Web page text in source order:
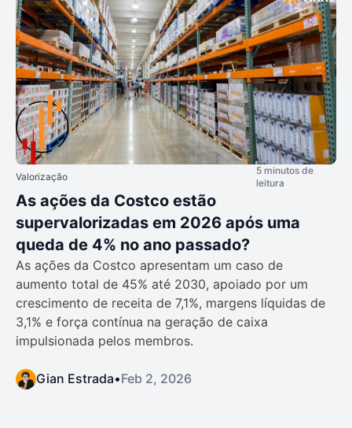
Valorização
5 minutos de
leitura
As ações da Costco estão
supervalorizadas em 2026 após uma
queda de 4% no ano passado?
As ações da Costco apresentam um caso de
aumento total de 45% até 2030, apoiado por um
crescimento de receita de 7,1%, margens líquidas de
3,1% e força contínua na geração de caixa
impulsionada pelos membros.
Gian Estrada•Feb 2, 2026